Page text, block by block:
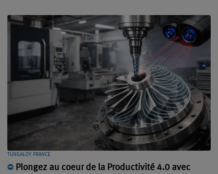
TUNGALOY FRANCE
Plongez au coeur de la Productivité 4.0 avec